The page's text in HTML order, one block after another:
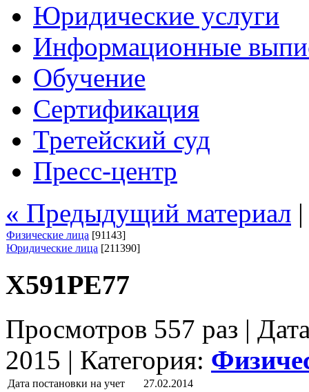
Юридические услуги
Информационные
Обучение
Сертификация
Третейский суд
Пресс-центр
« Предыдущий материал
Физические лица [91143]
Юридические лица [211390]
Х591РЕ77
Просмотров 557 раз |
2015 | Категория:
Дата постановки на учет
27.02.2014